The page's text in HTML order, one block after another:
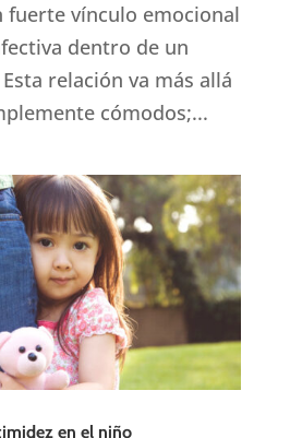
fuerte vínculo emocional
dentro de un
relación va más allá
cómodos;...
en el niño